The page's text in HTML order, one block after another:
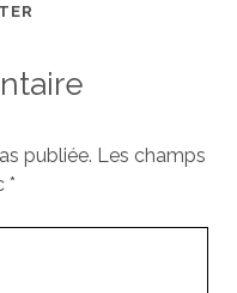
publiée. Les champs
*